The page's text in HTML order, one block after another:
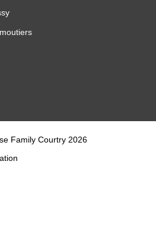
Family Courtry 2026